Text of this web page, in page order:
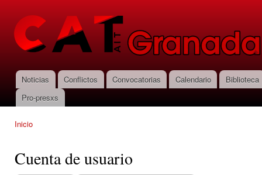
CNT-AIT
Granada
Menú principal
Noticias Conflictos Convocatorias Calendario
Biblioteca
Pro-presxs
Inicio
Cuenta de usuario